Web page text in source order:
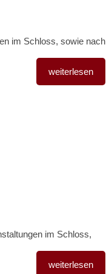
im Schloss, sowie nach
weiterlesen
im Schloss,
weiterlesen